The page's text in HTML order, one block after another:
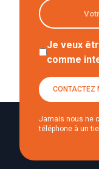
Je veux
comme
CONTACTEZ
Jamais nous ne
téléphone à un